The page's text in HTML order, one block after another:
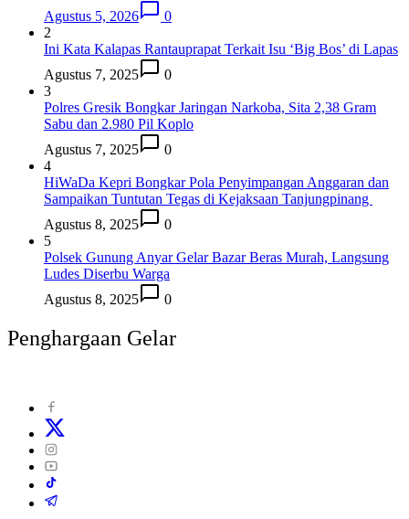
Agustus 5, 2026
0
2
Ini Kata Kalapas Rantauprapat Terkait Isu ‘Big Bos’ di Lapas
Agustus 7, 2025
0
3
Polres Gresik Bongkar Jaringan Narkoba, Sita 2,38 Gram
Sabu dan 2.980 Pil Koplo
Agustus 7, 2025
0
4
HiWaDa Kepri Bongkar Pola Penyimpangan Anggaran dan
Sampaikan Tuntutan Tegas di Kejaksaan Tanjungpinang
Agustus 8, 2025
0
5
Polsek Gunung Anyar Gelar Bazar Beras Murah, Langsung
Ludes Diserbu Warga
Agustus 8, 2025
0
Penghargaan Gelar